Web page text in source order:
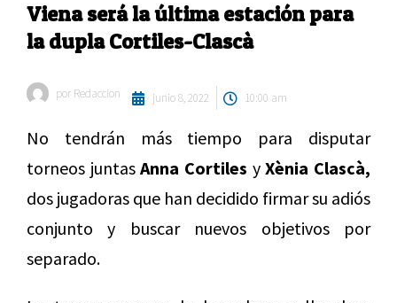
Viena será la última estación para
la dupla Cortiles-Clascà
por Redaccion junio 8, 2022 10:00 am
No tendrán más tiempo para disputar
torneos juntasAnna Cortiles yXènia Clascà,
dos jugadoras que han decidido firmar su adiós
conjunto y buscar nuevos objetivos por
separado.